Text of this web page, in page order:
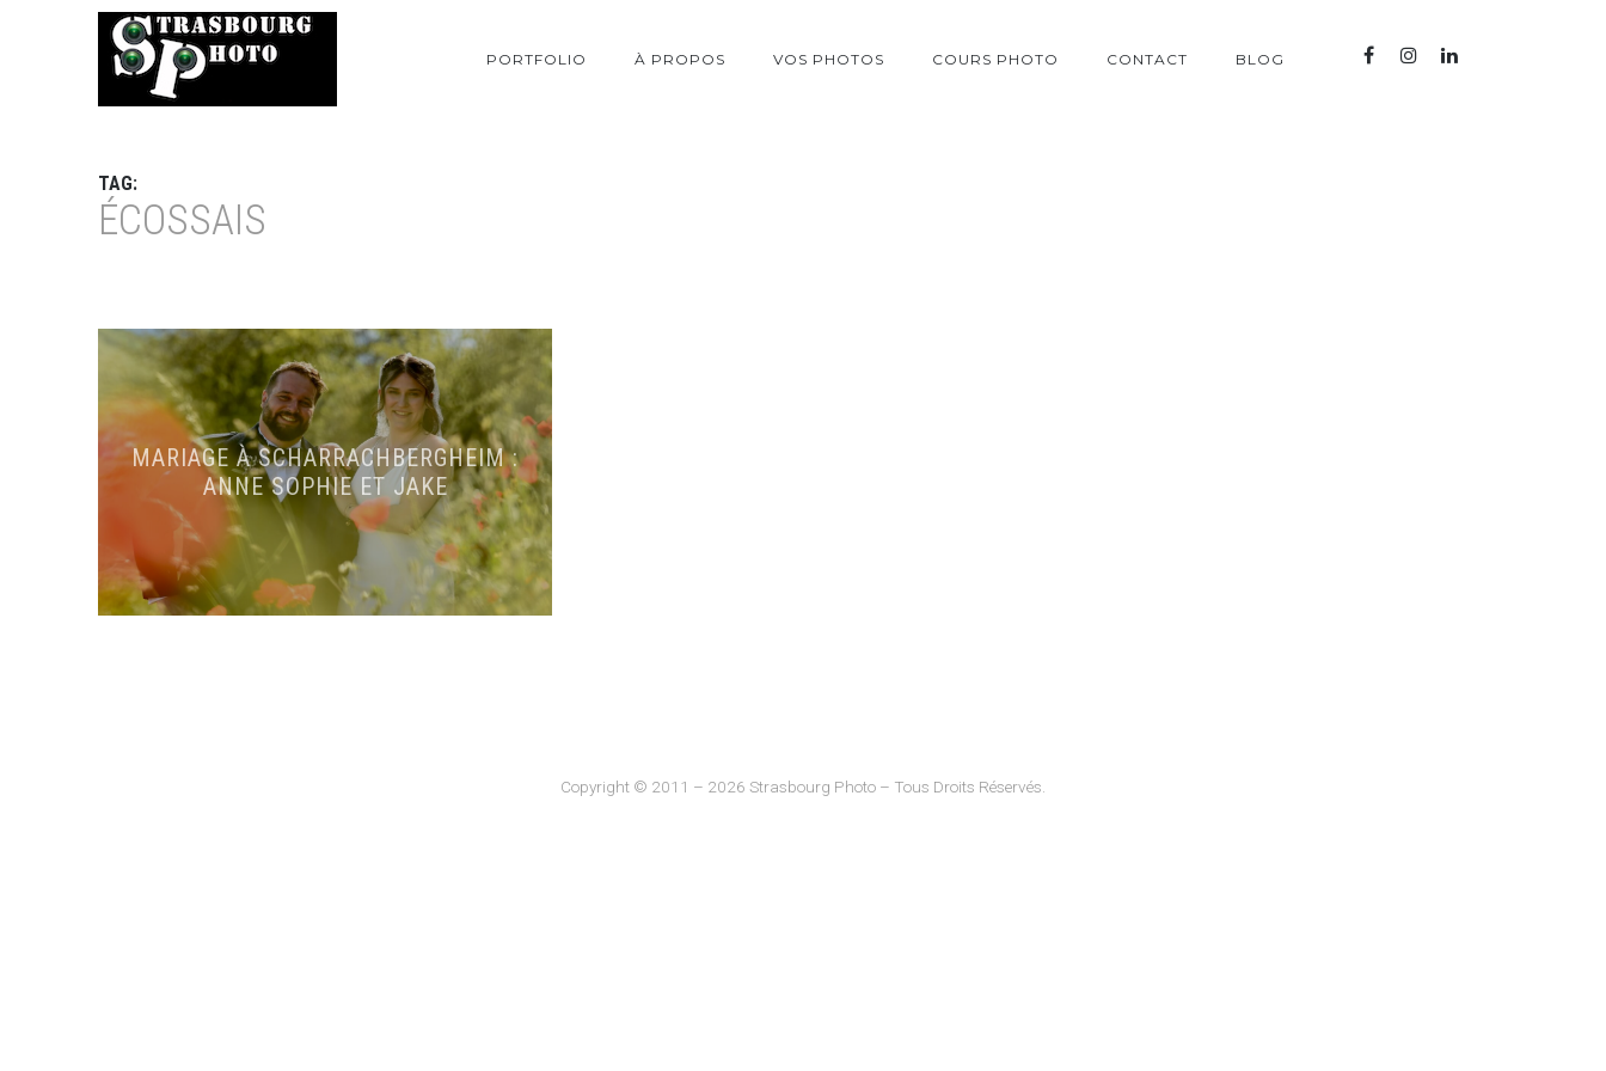
PORTFOLIO À PROPOS VOS PHOTOS COURS PHOTO CONTACT BLOG
TAG:
ÉCOSSAIS
MARIAGE À SCHARRACHBERGHEIM :
ANNE SOPHIE ET JAKE
Copyright © 2011 – 2026 Strasbourg Photo – Tous Droits Réservés.